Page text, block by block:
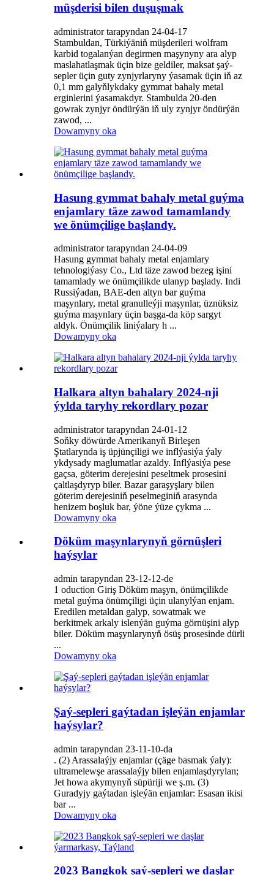
müşderisi bilen duşuşmak
administrator tarapyndan 24-04-17
Stambuldan, Türkiýäniň müşderileri wolfram
karbid togalanýan degirmen maşynyny ara alyp
maslahatlaşmak üçin bize geldiler, maksat şaý-
sepler üçin guty zynjyrlaryny ýasamak üçin iň az
0,1 mm galyňlykdaky gymmat bahaly metal
erginlerini ýasamakdyr. Stambulda 20-den
gowrak zynjyr öndürýän iň uly zynjyr öndürýän
zawod, ...
Dowamyny oka
Hasung gymmat bahaly metal guýma
enjamlary täze zawod tamamlandy
we önümçilige başlandy.
administrator tarapyndan 24-04-09
Hasung gymmat bahaly metal enjamlary
tehnologiýasy Co., Ltd täze zawod bezeg işini
tamamlady we önümçilikde ulanyp başlady. Indi
Russiýadan, BAE-den altyn bar guýma
maşynlary, metal granulleýji maşynlar, üznüksiz
guýma maşynlary üçin başga-da köp sargyt
aldyk. Önümçilik liniýalary h ...
Dowamyny oka
Halkara altyn bahalary 2024-nji
ýylda taryhy rekordlary pozar
administrator tarapyndan 24-01-12
Soňky döwürde Amerikanyň Birleşen
Ştatlarynda iş üpjünçiligi we inflýasiýa ýaly
ykdysady maglumatlar azaldy. Inflýasiýa pese
gaçsa, göterim derejesini peseltmek prosesini
çaltlaşdyryp biler. Bazar garaşyşlary bilen
göterim derejesiniň peselmeginiň arasynda
henizem boşluk bar, ýöne ýüze çykma ...
Dowamyny oka
Döküm maşynlarynyň görnüşleri
haýsylar
admin tarapyndan 23-12-12-de
1 oduction Giriş Döküm maşyn, önümçilikde
metal guýma önümçiligi üçin ulanylýan enjam.
Eredilen metaldan galyp, sowatmak we
berkitmek arkaly islenýän guýma görnüşini alyp
biler. Döküm maşynlarynyň ösüş prosesinde dürli
...
Dowamyny oka
Şaý-sepleri gaýtadan işleýän enjamlar
haýsylar?
admin tarapyndan 23-11-10-da
. (2) Arassalaýjy enjamlar (çäge basmak ýaly):
ultramelewşe arassalaýjy bilen enjamlaşdyrylan;
Jet howa akymynyň süpüriji we ş.m. (3)
Guradyjy gaýtadan işleýän enjamlar: Esasan ikisi
bar ...
Dowamyny oka
2023 Bangkok şaý-sepleri we daşlar